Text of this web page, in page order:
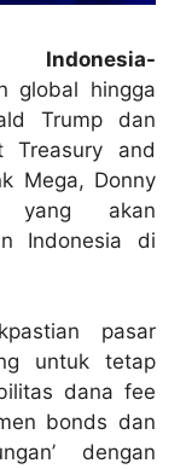
global hingga
Trump dan
Treasury and
Mega, Donny
yang akan
Indonesia di
pasar
untuk tetap
dana fee
bonds dan
dengan